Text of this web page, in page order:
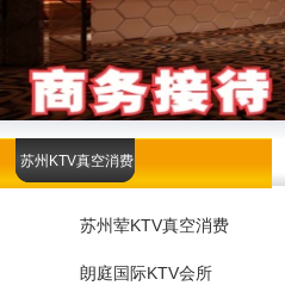
苏州KTV真空消费
苏州荤KTV真空消费
朗庭国际KTV会所